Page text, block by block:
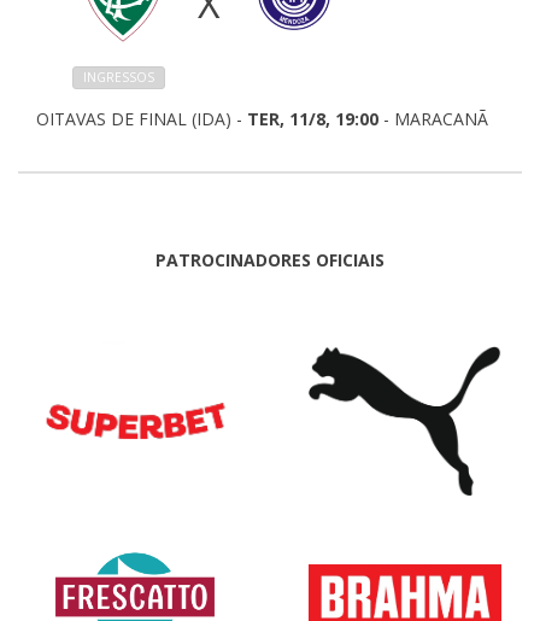
INGRESSOS
OITAVAS DE FINAL (IDA) - TER, 11/8, 19:00 - MARACANÃ
PATROCINADORES OFICIAIS